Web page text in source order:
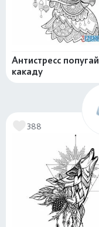
Антистресс попугай
какаду
388